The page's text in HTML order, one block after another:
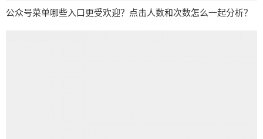
公众号菜单哪些入口更受欢迎？点击人数和次数怎么一起分析？